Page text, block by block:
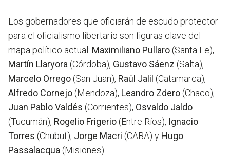
Los gobernadores que oficiarán de escudo protector
para el oficialismo libertario son figuras clave del
mapa político actual: Maximiliano Pullaro (Santa Fe),
Martín Llaryora (Córdoba), Gustavo Sáenz (Salta),
Marcelo Orrego (San Juan), Raúl Jalil (Catamarca),
Alfredo Cornejo (Mendoza), Leandro Zdero (Chaco),
Juan Pablo Valdés (Corrientes), Osvaldo Jaldo
(Tucumán), Rogelio Frigerio (Entre Ríos), Ignacio
Torres (Chubut), Jorge Macri (CABA) y Hugo
Passalacqua (Misiones).